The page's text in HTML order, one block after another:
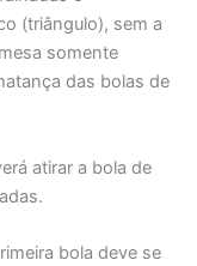
(triângulo), sem a
somente
das bolas de
atirar a bola de
bola deve se